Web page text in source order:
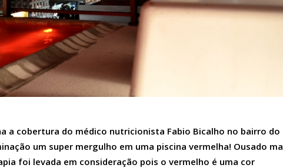
a cobertura do médico nutricionista Fabio Bicalho no bairro do
um super mergulho em uma piscina vermelha! Ousado
foi levada em consideração pois o vermelho é uma cor